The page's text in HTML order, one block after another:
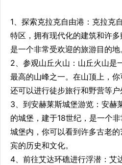
1、探索克拉克自由港：克拉克
特区，拥有现代化的建筑和许多
是一个非常受欢迎的旅游目的地
2、参观山丘火山：山丘火山是
最高的山峰之一。在山顶上，你
还可以进行徒步旅行和野营等户
3、到安赫莱斯城堡游览：安赫
的城堡，建于18世纪，是一个
城堡内，你可以看到许多古老
宾的历史和文化。
4、前往艾达环礁进行浮潜：艾